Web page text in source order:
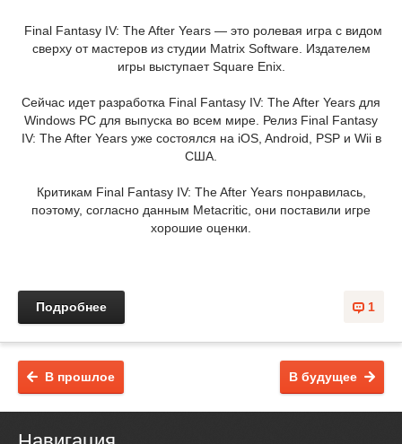
Final Fantasy IV: The After Years — это ролевая игра с видом
сверху от мастеров из студии Matrix Software. Издателем
игры выступает Square Enix.
Сейчас идет разработка Final Fantasy IV: The After Years для
Windows PC для выпуска во всем мире. Релиз Final Fantasy
IV: The After Years уже состоялся на iOS, Android, PSP и Wii в
США.
Критикам Final Fantasy IV: The After Years понравилась,
поэтому, согласно данным Metacritic, они поставили игре
хорошие оценки.
1
Подробнее
В будущее
В прошлое